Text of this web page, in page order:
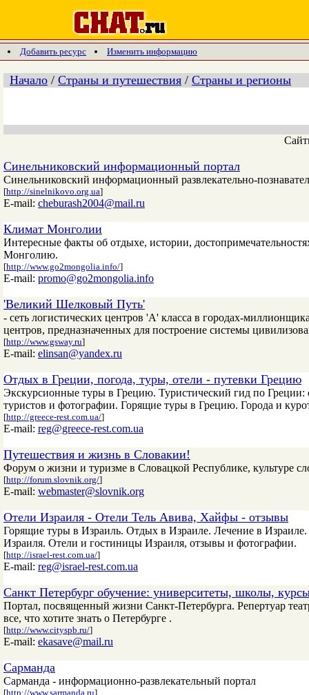
Добавить ресурс Изменить информацию
Начало / Страны и путешествия / Страны и регионы
Синельниковский информационный портал
Синельниковский информационный развлекательно-
[http://sinelnikovo.org.ua]
E-mail: cheburash2004@mail.ru
Климат Монголии
Интересные факты об отдыхе, истории,
Монголию.
[http://www.go2mongolia.info/]
E-mail: promo@go2mongolia.info
'Великий Шелковый Путь'
- сеть логистических центров 'А' класса в городах-
центров, предназначенных для построение системы
[http://www.gsway.ru]
E-mail: elinsan@yandex.ru
Отдых в Греции, погода, туры, отели - путевки Грецию
Экскурсионные туры в Грецию. Туристический гид по Греции:
туристов и фотографии. Горящие туры в Грецию. Города и
[http://greece-rest.com.ua/]
E-mail: reg@greece-rest.com.ua
Путешествия и жизнь в Словакии!
Форум о жизни и туризме в Словацкой Республике, культуре
[http://forum.slovnik.org/]
E-mail: webmaster@slovnik.org
Отели Израиля - Отели Тель Авива, Хайфы - отзывы
Горящие туры в Израиль. Отдых в Израиле. Лечение в
Израиля. Отели и гостиницы Израиля, отзывы и фотографии.
[http://israel-rest.com.ua/]
E-mail: reg@israel-rest.com.ua
Санкт Петербург обучение: университеты, школы,
Портал, посвященный жизни Санкт-Петербурга. Репертуар
все, что хотите знать о Петербурге .
[http://www.cityspb.ru/]
E-mail: ekasave@mail.ru
Сарманда
Сарманда - информационно-развлекательный портал
[http://www.sarmanda.ru]